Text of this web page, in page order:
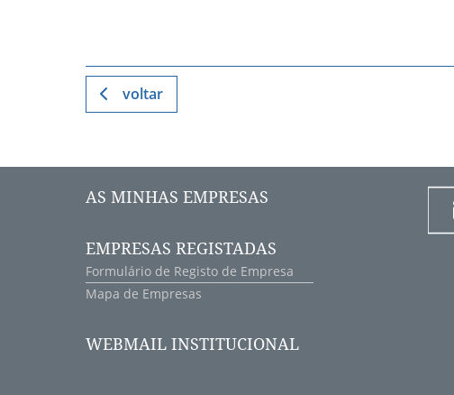
voltar
AS MINHAS EMPRESAS
EMPRESAS REGISTADAS
Formulário de Registo de Empresa
Mapa de Empresas
WEBMAIL INSTITUCIONAL